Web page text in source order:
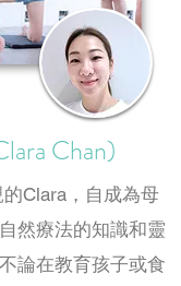
Chan)
Clara，自成為母
然療法的知識和靈
論在教育孩子或食